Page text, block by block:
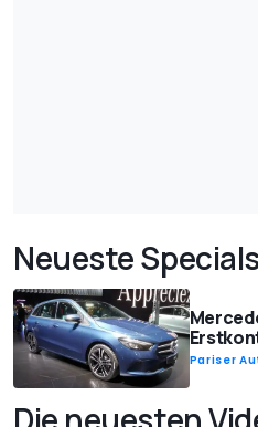
Neueste Specials
Pariser